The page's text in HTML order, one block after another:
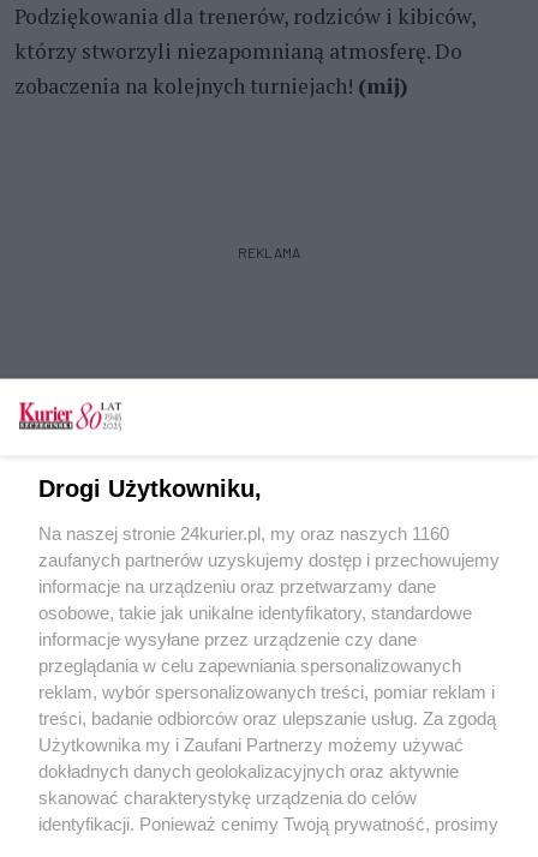
Podziękowania dla trenerów, rodziców i kibiców,
którzy stworzyli niezapomnianą atmosferę. Do
zobaczenia na kolejnych turniejach! (mij)
REKLAMA
Tylko zalogowani użytkownicy mają możliwość
Zaloguj sięZarejestruj
POGODA
26℃
Zobacz prognozę na 3 dni
Drogi Użytkowniku,
Na naszej stronie 24kurier.pl, my oraz naszych 1160
zaufanych partnerów uzyskujemy dostęp i przechowujemy
informacje na urządzeniu oraz przetwarzamy dane
osobowe, takie jak unikalne identyfikatory, standardowe
informacje wysyłane przez urządzenie czy dane
przeglądania w celu zapewniania spersonalizowanych
reklam, wybór spersonalizowanych treści, pomiar reklam i
treści, badanie odbiorców oraz ulepszanie usług. Za zgodą
Użytkownika my i Zaufani Partnerzy możemy używać
dokładnych danych geolokalizacyjnych oraz aktywnie
skanować charakterystykę urządzenia do celów
identyfikacji. Ponieważ cenimy Twoją prywatność, prosimy